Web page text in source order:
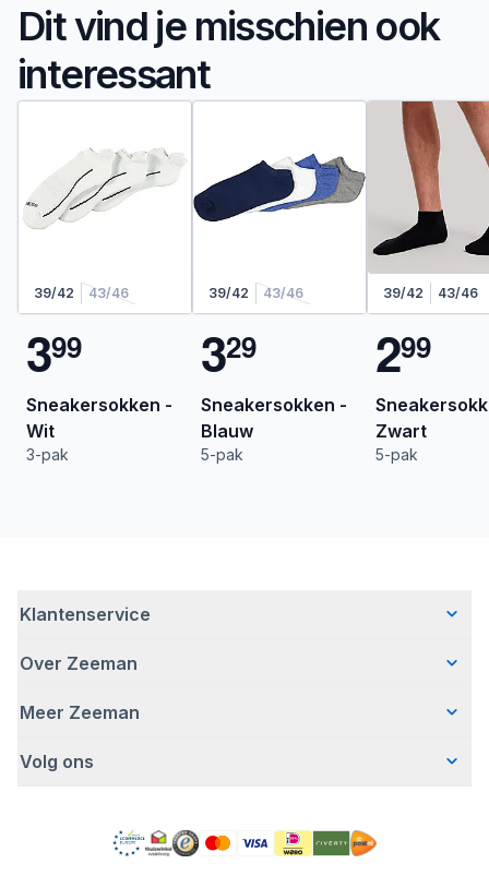
Dit vind je misschien ook
interessant
39/42 43/46
399
Sneakersokken -
Wit
3-pak
39/42 43/46
329
Sneakersokken -
Blauw
5-pak
39/42 43/46
299
Zwart
5-pak
Klantenservice
Veelgestelde vragen
Bezorgen
Retourneren
Over Zeeman
Wie wij zijn
Hoe wij verantwoord ondernemen
MVO jaarverslag
Meer Zeeman
Veiligheidswaarschuwing
Gratis romperactie
Volg ons